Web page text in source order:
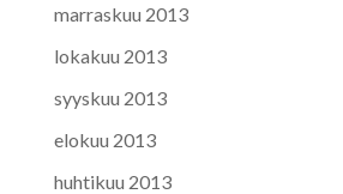
marraskuu 2013
lokakuu 2013
syyskuu 2013
elokuu 2013
huhtikuu 2013